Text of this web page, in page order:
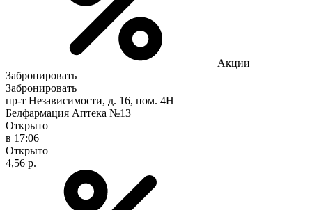
Акции
Забронировать
Забронировать
пр-т Независимости, д. 16, пом. 4Н
Белфармация Аптека №13
Открыто
в 17:06
Открыто
4,56 р.